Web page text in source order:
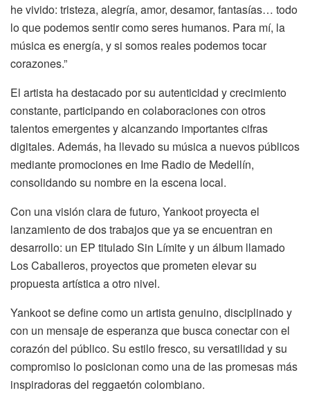
he vivido: tristeza, alegría, amor, desamor, fantasías… todo
lo que podemos sentir como seres humanos. Para mí, la
música es energía, y si somos reales podemos tocar
corazones.”
El artista ha destacado por su autenticidad y crecimiento
constante, participando en colaboraciones con otros
talentos emergentes y alcanzando importantes cifras
digitales. Además, ha llevado su música a nuevos públicos
mediante promociones en Ime Radio de Medellín,
consolidando su nombre en la escena local.
Con una visión clara de futuro, Yankoot proyecta el
lanzamiento de dos trabajos que ya se encuentran en
desarrollo: un EP titulado Sin Límite y un álbum llamado
Los Caballeros, proyectos que prometen elevar su
propuesta artística a otro nivel.
Yankoot se define como un artista genuino, disciplinado y
con un mensaje de esperanza que busca conectar con el
corazón del público. Su estilo fresco, su versatilidad y su
compromiso lo posicionan como una de las promesas más
inspiradoras del reggaetón colombiano.